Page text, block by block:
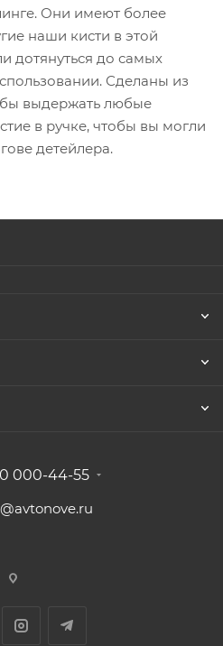
Они имеют более
наши кисти в этой
дотянуться до самых
Сделаны из
выдержать любые
в ручке, чтобы вы могли
детейлера.
000-44-55